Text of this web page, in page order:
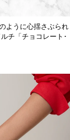
ように心揺さぶられ
チ「チョコレート･